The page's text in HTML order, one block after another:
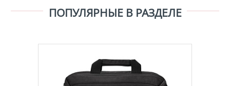
ПОПУЛЯРНЫЕ В РАЗДЕЛЕ